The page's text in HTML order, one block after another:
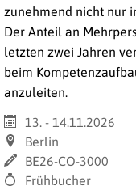
zunehmend nicht nur
Der Anteil an
letzten zwei Jahren
beim
anzuleiten.
13. - 14.11.2026
Berlin
BE26-CO-3000
Frühbucher